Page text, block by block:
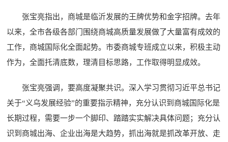
张宝亮指出，商城是临沂发展的王牌优势和金字招牌。去年
以来，全市各级各部门围绕商城高质量发展做了大量富有成效的
工作，商城国际化全面起势。市委商城专班成立以来，积极主动
作为，全面托清底数，理清目标思路，工作取得明显成效。
张宝亮强调，要高度凝聚共识。深入学习贯彻习近平总书记
关于“义乌发展经验”的重要指示精神，充分认识到商城国际化是
长期过程，需要一步一个脚印、踏踏实实解决具体问题；充分认
识到商城出海、企业出海是大趋势，抓出海就是抓改革开放、走